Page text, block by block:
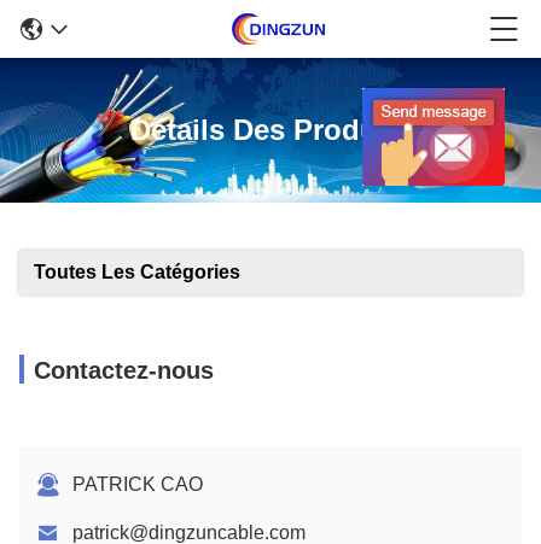
Détails Des Produits
Toutes Les Catégories
Contactez-nous
PATRICK CAO
patrick@dingzuncable.com